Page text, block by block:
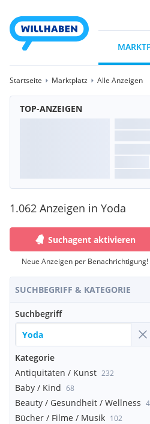
Startseite Marktplatz Alle Anzeigen
TOP-ANZEIGEN
1.062 Anzeigen in Yoda
Suchagent aktivieren
Neue Anzeigen per Benachrichtigung!
SUCHBEGRIFF & KATEGORIE
Suchbegriff
Kategorie
Antiquitäten / Kunst 232
Baby / Kind 68
Beauty / Gesundheit / Wellness 4
Bücher / Filme / Musik 102